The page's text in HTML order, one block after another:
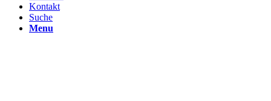
Kontakt
Suche
Menu